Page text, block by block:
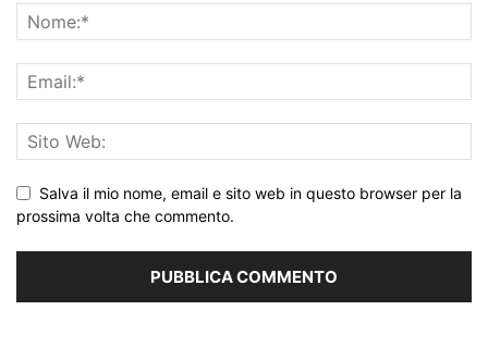
Salva il mio nome, email e sito web in questo browser per la
prossima volta che commento.